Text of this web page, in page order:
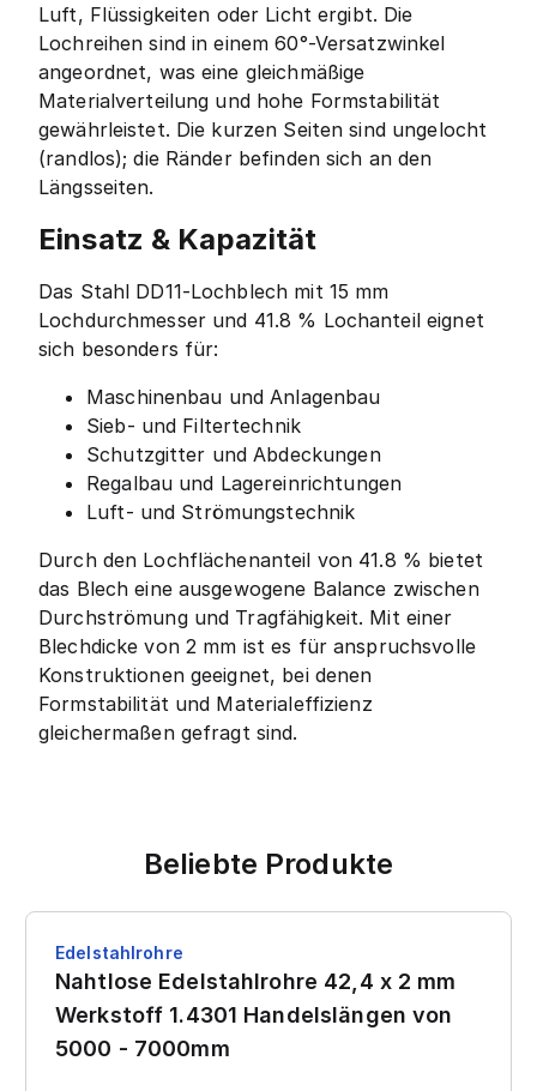
Luft, Flüssigkeiten oder Licht ergibt. Die
Lochreihen sind in einem 60°-Versatzwinkel
angeordnet, was eine gleichmäßige
Materialverteilung und hohe Formstabilität
gewährleistet. Die kurzen Seiten sind ungelocht
(randlos); die Ränder befinden sich an den
Längsseiten.
Einsatz & Kapazität
Das Stahl DD11-Lochblech mit 15 mm
Lochdurchmesser und 41.8 % Lochanteil eignet
sich besonders für:
Maschinenbau und Anlagenbau
Sieb- und Filtertechnik
Schutzgitter und Abdeckungen
Regalbau und Lagereinrichtungen
Luft- und Strömungstechnik
Durch den Lochflächenanteil von 41.8 % bietet
das Blech eine ausgewogene Balance zwischen
Durchströmung und Tragfähigkeit. Mit einer
Blechdicke von 2 mm ist es für anspruchsvolle
Konstruktionen geeignet, bei denen
Formstabilität und Materialeffizienz
gleichermaßen gefragt sind.
Beliebte Produkte
Edelstahlrohre
Nahtlose Edelstahlrohre 42,4 x 2 mm
Werkstoff 1.4301 Handelslängen von
5000 - 7000mm